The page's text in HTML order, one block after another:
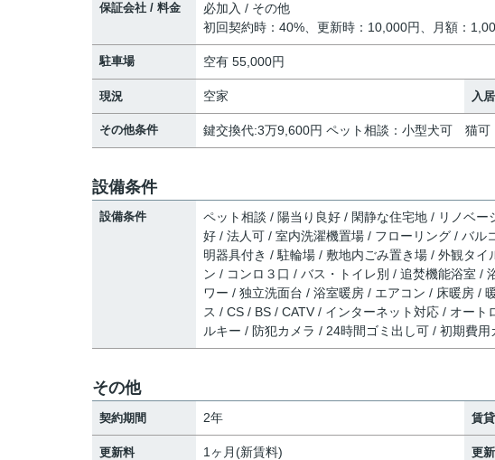
保証会社 / 料金
必加入 / その他
初回契約時：40%、更新時：10,000円、月額：
駐車場 空有 55,000円
現況 空家 入
その他条件 鍵交換代:3万9,600円 ペット相談：小型犬可 猫可
設備条件
設備条件
ペット相談 / 陽当り良好 / 閑静な住宅地 / リノベ
好 / 法人可 / 室内洗濯機置場 / フローリング / バ
明器具付き / 駐輪場 / 敷地内ごみ置き場 / 外観タ
ン / コンロ３口 / バス・トイレ別 / 追焚機能浴室 /
ワー / 独立洗面台 / 浴室暖房 / エアコン / 床暖房 /
ス / CS / BS / CATV / インターネット対応 / オー
ルキー / 防犯カメラ / 24時間ゴミ出し可 / 初期費用
その他
契約期間 2年 賃
更新料 1ヶ月(新賃料) 更